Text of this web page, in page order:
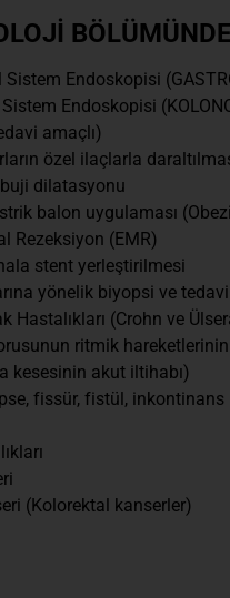
Endoskopisi
Endoskopisi
amaçlı)
özel ilaçlarla
dilatasyonu
balon uygulaması
Rezeksiyon (EMR)
stent yerleştirilmesi
yönelik biyopsi ve
Hastalıkları (Crohn ve
ritmik
kesesinin akut iltihabı)
fissür, fistül, inkontinans
(Kolorektal kanserler)